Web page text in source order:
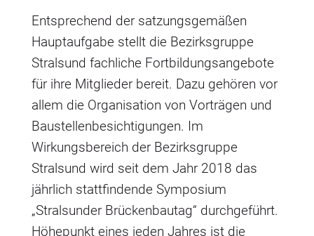
Entsprechend der satzungsgemäßen
Hauptaufgabe stellt die Bezirksgruppe
Stralsund fachliche Fortbildungsangebote
für ihre Mitglieder bereit. Dazu gehören vor
allem die Organisation von Vorträgen und
Baustellenbesichtigungen. Im
Wirkungsbereich der Bezirksgruppe
Stralsund wird seit dem Jahr 2018 das
jährlich stattfindende Symposium
„Stralsunder Brückenbautag“ durchgeführt.
Höhepunkt eines jeden Jahres ist die